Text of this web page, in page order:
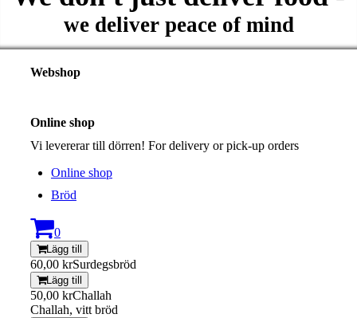
we deliver peace of mind
Webshop
Online shop
Vi levererar till dörren! For delivery or pick-up orders
Online shop
Bröd
0
Lägg till
60,00 krSurdegsbröd
Lägg till
50,00 krChallah
Challah, vitt bröd